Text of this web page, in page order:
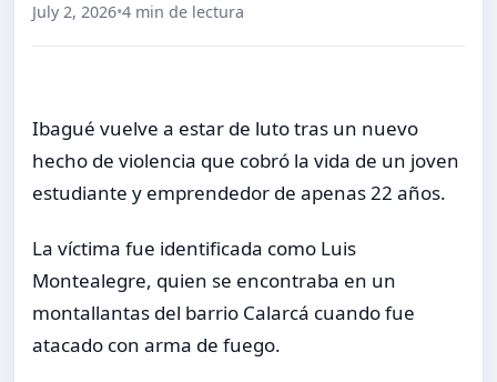
July 2, 2026•4 min de lectura
Ibagué vuelve a estar de luto tras un nuevo
hecho de violencia que cobró la vida de un joven
estudiante y emprendedor de apenas 22 años.
La víctima fue identificada como Luis
Montealegre, quien se encontraba en un
montallantas del barrio Calarcá cuando fue
atacado con arma de fuego.